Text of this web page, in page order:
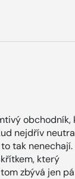
obchodník,
nejdřív
tak nenechají.
který
zbývá jen